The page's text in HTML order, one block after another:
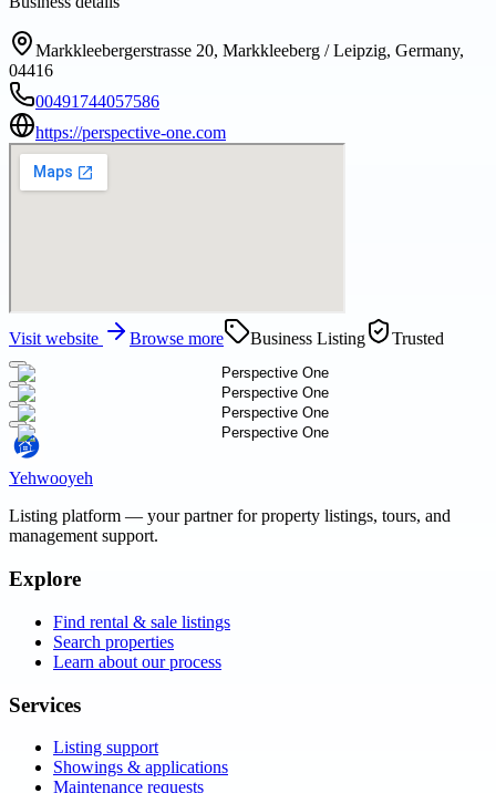
Markkleebergerstrasse 20, Markkleeberg / Leipzig, Germany,
04416
00491744057586
https://perspective-one.com
Visit website Browse more Business Listing Trusted
Yehwooyeh
Listing platform — your partner for property listings, tours, and
management support.
Explore
Find rental & sale listings
Search properties
Learn about our process
Services
Listing support
Showings & applications
Maintenance requests